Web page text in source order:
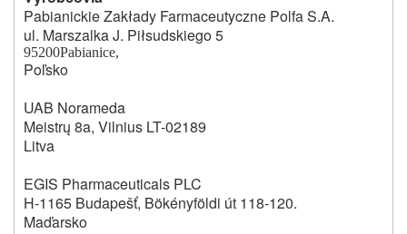
Pabianickie Zakłady Farmaceutyczne Polfa S.A.
ul. Marszalka J. Piłsudskiego 5
95200Pabianice,
Poľsko
UAB Norameda
Meistrų 8a, Vilnius LT-02189
Litva
EGIS Pharmaceuticals PLC
H-1165 Budapešť, Bökényföldi út 118-120.
Maďarsko